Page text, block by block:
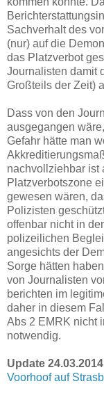
Sachverhalt des
(nur) auf die
das Platzverbot
Journalisten damit
Großteils der Zeit)
Dass von den
ausgegangen
Gefahr hätte man
nachvollziehbar ist
Platzverbotszone
gewesen wären,
Polizisten
offenbar nicht in
polizeilichen
angesichts der
Sorge hätten
von Journalisten
berichten im
daher in diesem
Abs 2 EMRK nicht
notwendig.
Update
Voorhoof auf